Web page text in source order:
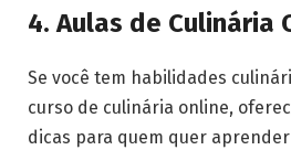
4. Aulas de Culinária
Se você tem habilidades
curso de culinária online,
dicas para quem quer